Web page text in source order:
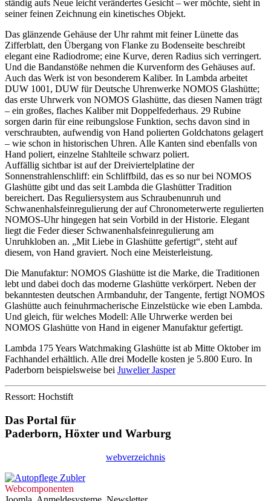
ständig aufs Neue leicht verändertes Gesicht – wer möchte, sieht in
seiner feinen Zeichnung ein kinetisches Objekt.
Das glänzende Gehäuse der Uhr rahmt mit feiner Lünette das
Zifferblatt, den Übergang von Flanke zu Bodenseite beschreibt
elegant eine Radiodrome; eine Kurve, deren Radius sich verringert.
Und die Bandanstöße nehmen die Kurvenform des Gehäuses auf.
Auch das Werk ist von besonderem Kaliber. In Lambda arbeitet
DUW 1001, DUW für Deutsche Uhrenwerke NOMOS Glashütte;
das erste Uhrwerk von NOMOS Glashütte, das diesen Namen trägt
– ein großes, flaches Kaliber mit Doppelfederhaus. 29 Rubine
sorgen darin für eine reibungslose Funktion, sechs davon sind in
verschraubten, aufwendig von Hand polierten Goldchatons gelagert
– wie schon in historischen Uhren. Alle Kanten sind ebenfalls von
Hand poliert, einzelne Stahlteile schwarz poliert.
Auffällig sichtbar ist auf der Dreiviertelplatine der
Sonnenstrahlenschliff: ein Schliffbild, das es so nur bei NOMOS
Glashütte gibt und das seit Lambda die Glashütter Tradition
bereichert. Das Reguliersystem aus Schraubenunruh und
Schwanenhalsfeinregulierung der auf Chronometerwerte regulierten
NOMOS-Uhr hingegen hat sein Vorbild in der Historie. Elegant
liegt die Feder dieser Schwanenhalsfeinregulierung am
Unruhkloben an. „Mit Liebe in Glashütte gefertigt“, steht auf
diesem, von Hand graviert. Noch eine Meisterleistung.
Die Manufaktur: NOMOS Glashütte ist die Marke, die Traditionen
lebt und dabei doch das moderne Glashütte verkörpert. Neben der
bekanntesten deutschen Armbanduhr, der Tangente, fertigt NOMOS
Glashütte auch feinuhrmacherische Einzelstücke wie eben Lambda.
Und gleich, für welches Modell: Alle Uhrwerke werden bei
NOMOS Glashütte von Hand in eigener Manufaktur gefertigt.
Lambda 175 Years Watchmaking Glashütte ist ab Mitte Oktober im
Fachhandel erhältlich. Alle drei Modelle kosten je 5.800 Euro. In
Paderborn beispielsweise bei Juwelier Jasper
Ressort: Hochstift
Das Portal für
Paderborn, Höxter und Warburg
webverzeichnis
Webcomponenten